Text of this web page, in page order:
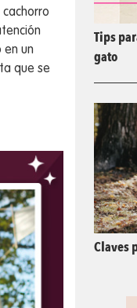
en un
que se
Tips
gato
Claves